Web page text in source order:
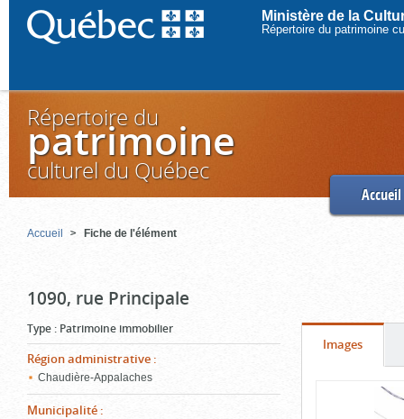
Ministère de la
Répertoire du patrimoine
Répertoire du
patrimoine
culturel du Québec
Accueil
Accueil Fiche de l'élément
1090, rue Principale
Type : Patrimoine immobilier
Région administrative :
Chaudière-Appalaches
Municipalité :
Onglet
Images(cliquer
pour
Contenu